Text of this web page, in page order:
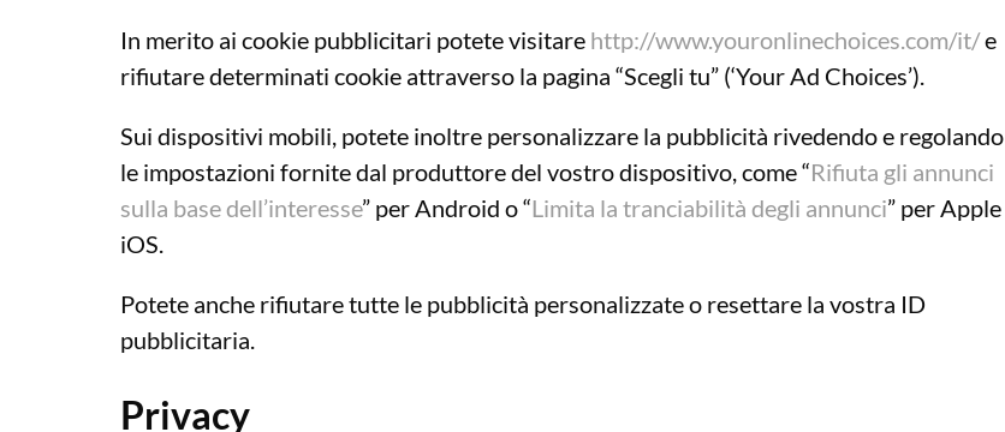
In merito ai cookie pubblicitari potete visitare http://www.youronlinechoices.com/it/e
rifiutare determinati cookie attraverso la pagina “Scegli tu” (‘Your Ad Choices’).
Sui dispositivi mobili, potete inoltre personalizzare la pubblicità rivedendo e regolando
le impostazioni fornite dal produttore del vostro dispositivo, come “Rifiuta gli annunci
sulla base dell’interesse” per Android o “Limita la tranciabilità degli annunci” per Apple
iOS.
Potete anche rifiutare tutte le pubblicità personalizzate o resettare la vostra ID
pubblicitaria.
Privacy